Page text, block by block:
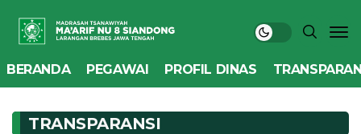
BERANDA PEGAWAI PROFIL DINAS
TRANSPARANSI